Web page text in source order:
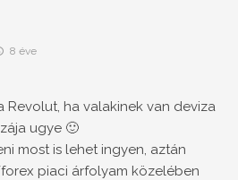
8 éve
Revolut, ha valakinek van deviza
ugye 🙂
most is lehet ingyen, aztán
piaci árfolyam közelében